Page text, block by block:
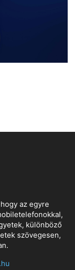
az egyre
különböző
szövegesen,